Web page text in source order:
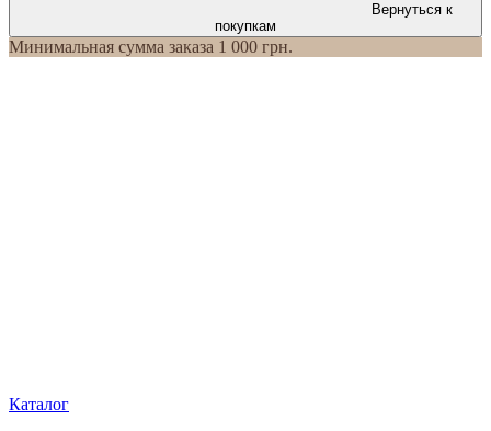
Вернуться к
покупкам
Минимальная сумма заказа 1 000 грн.
Каталог